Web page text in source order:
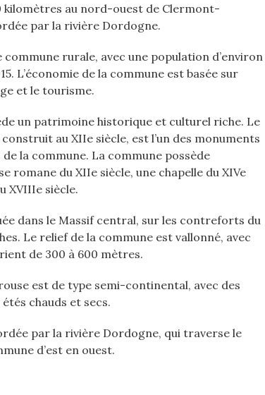
kilomètres au nord-ouest de Clermont-
par la rivière Dordogne.
commune rurale, avec une population d’environ
L’économie de la commune est basée sur
et le tourisme.
un patrimoine historique et culturel riche. Le
au XIIe siècle, est l’un des monuments
la commune. La commune possède
romane du XIIe siècle, une chapelle du XIVe
XVIIIe siècle.
dans le Massif central, sur les contreforts du
Le relief de la commune est vallonné, avec
de 300 à 600 mètres.
est de type semi-continental, avec des
chauds et secs.
par la rivière Dordogne, qui traverse le
d’est en ouest.